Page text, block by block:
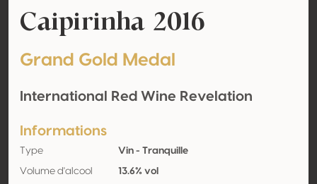
Caipirinha 2016
Grand Gold Medal
International Red Wine Revelation
Informations
Type Vin - Tranquille
Volume d'alcool 13.6% vol